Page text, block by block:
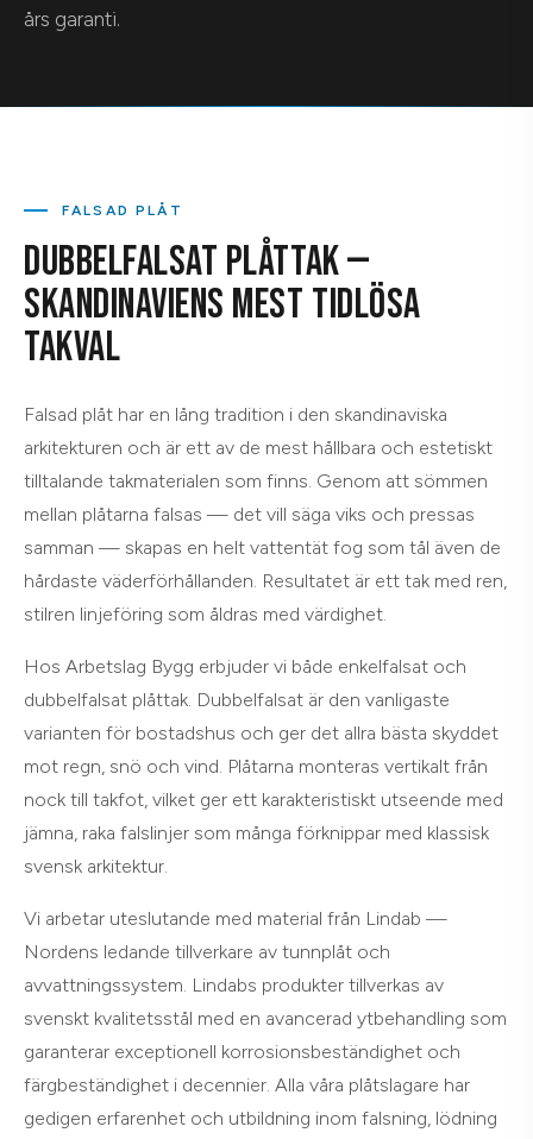
års garanti.
FALSAD PLÅT
DUBBELFALSAT PLÅTTAK —
SKANDINAVIENS MEST TIDLÖSA
TAKVAL
Falsad plåt har en lång tradition i den skandinaviska
arkitekturen och är ett av de mest hållbara och estetiskt
tilltalande takmaterialen som finns. Genom att sömmen
mellan plåtarna falsas — det vill säga viks och pressas
samman — skapas en helt vattentät fog som tål även de
hårdaste väderförhållanden. Resultatet är ett tak med ren,
stilren linjeföring som åldras med värdighet.
Hos Arbetslag Bygg erbjuder vi både enkelfalsat och
dubbelfalsat plåttak. Dubbelfalsat är den vanligaste
varianten för bostadshus och ger det allra bästa skyddet
mot regn, snö och vind. Plåtarna monteras vertikalt från
nock till takfot, vilket ger ett karakteristiskt utseende med
jämna, raka falslinjer som många förknippar med klassisk
svensk arkitektur.
Vi arbetar uteslutande med material från Lindab —
Nordens ledande tillverkare av tunnplåt och
avvattningssystem. Lindabs produkter tillverkas av
svenskt kvalitetsstål med en avancerad ytbehandling som
garanterar exceptionell korrosionsbeständighet och
färgbeständighet i decennier. Alla våra plåtslagare har
gedigen erfarenhet och utbildning inom falsning, lödning